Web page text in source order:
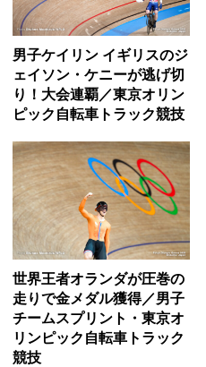
男子ケイリン イギリスのジ
ェイソン・ケニーが逃げ切
り！大会連覇／東京オリン
ピック自転車トラック競技
世界王者オランダが圧巻の
走りで金メダル獲得／男子
チームスプリント・東京オ
リンピック自転車トラック
競技